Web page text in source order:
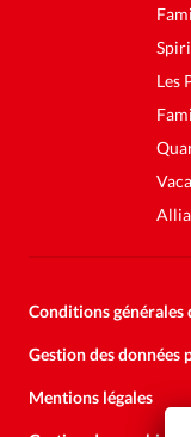
Les
Conditions générales
Gestion des données
Mentions légales